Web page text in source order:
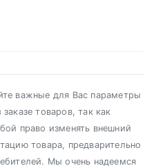
важные для Вас параметры
товаров, так как
право изменять внешний
товара, предварительно
Мы очень надеемся